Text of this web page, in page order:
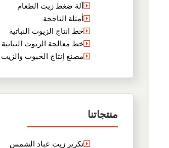
آلة ضغط زيت الطعام
أمثلة الناجحة
خط انتاج الزيوت النباتية
خط معالجة الزيوت النباتية
مصنع إنتاج الحبوب والزيت
منتجاتنا
تكرير زيت عباد الشمس